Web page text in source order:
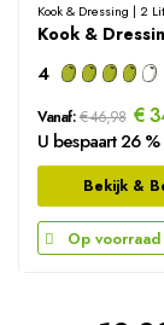
Kook & Dressing | 2
4
Vanaf: € 46,98 €
U bespaart 26 %
Bekijk &
Op voorraad